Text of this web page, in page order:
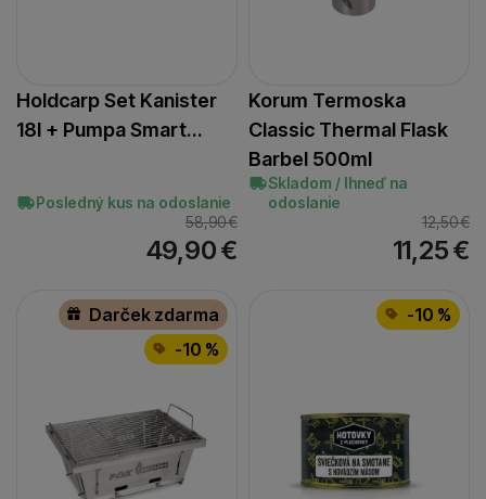
Holdcarp Set Kanister
18l + Pumpa Smart…
Posledný kus na odoslanie
58,90€
49,90€
Korum Termoska
Classic Thermal Flask
Barbel 500ml
Skladom / Ihneď na
odoslanie
12,50€
11,25€
Darček zdarma
-10 %
-10 %